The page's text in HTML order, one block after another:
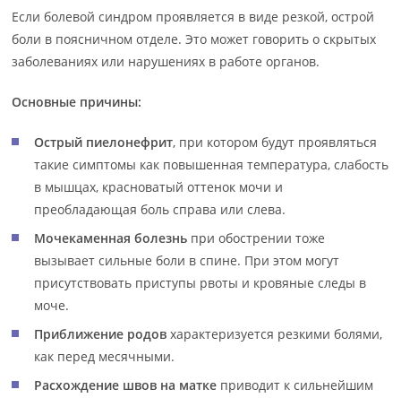
Если болевой синдром проявляется в виде резкой, острой
боли в поясничном отделе. Это может говорить о скрытых
заболеваниях или нарушениях в работе органов.
Основные причины:
Острый пиелонефрит, при котором будут проявляться
такие симптомы как повышенная температура, слабость
в мышцах, красноватый оттенок мочи и
преобладающая боль справа или слева.
Мочекаменная болезнь при обострении тоже
вызывает сильные боли в спине. При этом могут
присутствовать приступы рвоты и кровяные следы в
моче.
Приближение родов характеризуется резкими болями,
как перед месячными.
Расхождение швов на матке приводит к сильнейшим